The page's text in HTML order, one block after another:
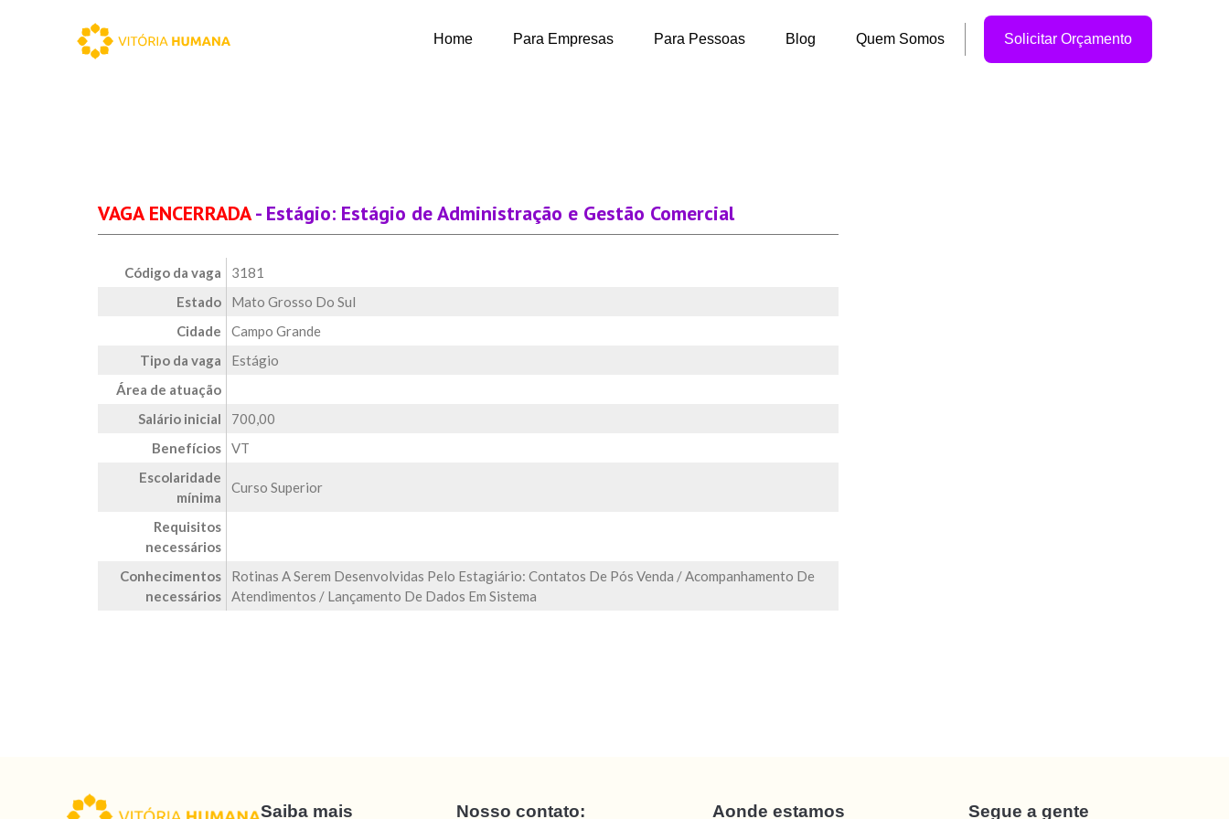
Home Para Empresas Para Pessoas Blog Quem Somos Solicitar Orçamento
VAGA ENCERRADA- Estágio: Estágio de Administração e Gestão Comercial
Código da vaga
3181
Estado
Mato Grosso Do Sul
Cidade
Campo Grande
Tipo da vaga
Estágio
Área de atuação
Salário inicial
700,00
Benefícios
VT
Escolaridade
mínima
Curso Superior
Requisitos
necessários
Conhecimentos
necessários
Rotinas A Serem Desenvolvidas Pelo Estagiário: Contatos De Pós Venda / Acompanhamento De
Atendimentos / Lançamento De Dados Em Sistema
Saiba mais Nosso contato: Aonde estamos Segue a gente